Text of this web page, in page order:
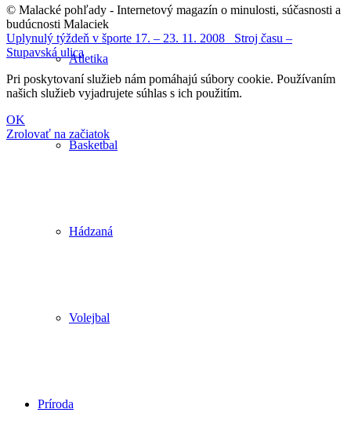
Atletika
Basketbal
Hádzaná
Volejbal
Príroda
© Malacké pohľady - Internetový magazín o minulosti, súčasnosti a
budúcnosti Malaciek
Uplynulý týždeň v športe 17. – 23. 11. 2008
Stroj času –
Stupavská ulica
Pri poskytovaní služieb nám pomáhajú súbory cookie. Používaním
našich služieb vyjadrujete súhlas s ich použitím.
OK
Zrolovať na začiatok